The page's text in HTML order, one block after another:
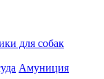
для собак
Амуниция